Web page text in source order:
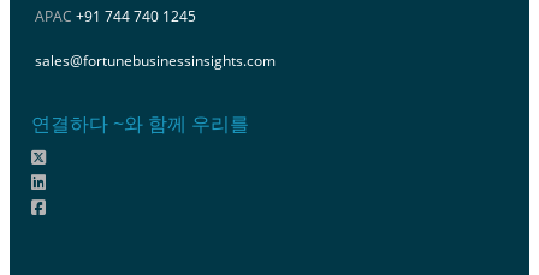
APAC +91 744 740 1245
sales@fortunebusinessinsights.com
연결하다 ~와 함께 우리를